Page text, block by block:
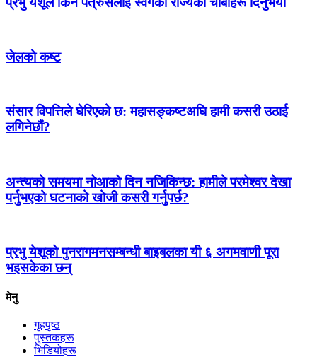
जेलको कष्ट
संसार विपत्तिले घेरिएको छ: महासङ्कष्टअघि हामी कसरी उठाई
लगिनेछौं?
अन्त्यको समयमा नोआको दिन नजिकिन्छ: हामीले परमेश्‍वर देखा
पर्नुभएको घटनाको खोजी कसरी गर्नुपर्छ?
प्रभु येशूको पुनरागमनसम्‍बन्धी बाइबलका यी ६ अगमवाणी पूरा
भइसकेका छन्
मेनु
गृहपृष्ठ
पुस्तकहरू
भिडियोहरू